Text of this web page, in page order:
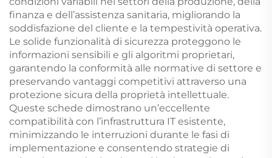
finanza e dell’assistenza sanitaria, migliorando la
soddisfazione del cliente e la tempestività operativa.
Le solide funzionalità di sicurezza proteggono le
informazioni sensibili e gli algoritmi proprietari,
garantendo la conformità alle normative di settore e
preservando vantaggi competitivi attraverso una
protezione sicura della proprietà intellettuale.
Queste schede dimostrano un’eccellente
compatibilità con l’infrastruttura IT esistente,
minimizzando le interruzioni durante le fasi di
implementazione e consentendo strategie di